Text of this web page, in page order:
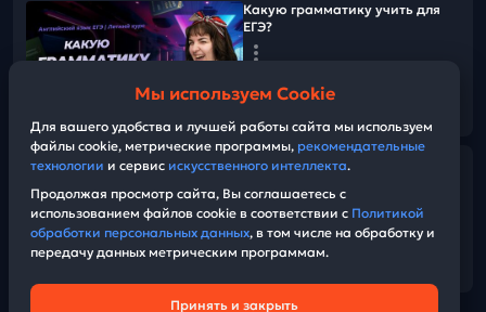
Какую грамматику учить для
ЕГЭ?
02 июля 2024 г., 23:01
Реальные варианты ЕГЭ. Устная
08 июня 2024 г., 12:00
Мы используем Cookie
Для вашего удобства и лучшей работы сайта мы используем
файлы cookie, метрические программы, рекомендательные
технологии и сервис искусственного интеллекта.
Продолжая просмотр сайта, Вы соглашаетесь с
использованием файлов cookie в соответствии с Политикой
обработки персональных данных, в том числе на обработку и
передачу данных метрическим программам.
Принять и закрыть